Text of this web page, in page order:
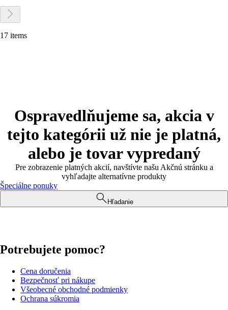
17 items
Ospravedlňujeme sa, akcia v
tejto kategórii už nie je platná,
alebo je tovar vypredaný
Pre zobrazenie platných akcií, navštívte našu Akčnú stránku a
vyhľadajte alternatívne produkty
Špeciálne ponuky
Hľadanie
Potrebujete pomoc?
Cena doručenia
Bezpečnosť pri nákupe
Všeobecné obchodné podmienky
Ochrana súkromia